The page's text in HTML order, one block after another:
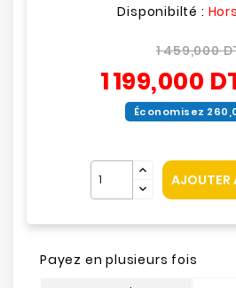
Disponibilté :
1 459,000
1 199,000
Économisez
AJOUTER
Payez en plusieurs fois